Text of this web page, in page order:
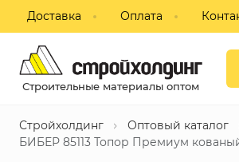
Доставка Оплата
Строительные материалы оптом
Гипсокартон и листовые
материалы
Сухие смеси
Изоляция
Стройхолдинг Оптовый каталог
БИБЕР 85113 Топор Премиум